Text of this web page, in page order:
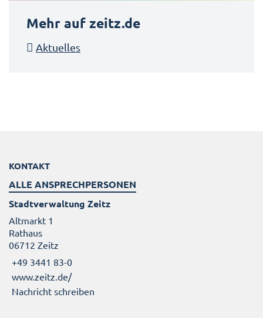
Mehr auf zeitz.de
Aktuelles
KONTAKT
ALLE ANSPRECHPERSONEN
Stadtverwaltung Zeitz
Altmarkt 1
Rathaus
06712 Zeitz
+49 3441 83-0
www.zeitz.de/
Nachricht schreiben